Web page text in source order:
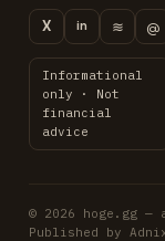
X in ≋ @
Informational
only · Not
financial
advice
© 2026 hoge.gg
Published by